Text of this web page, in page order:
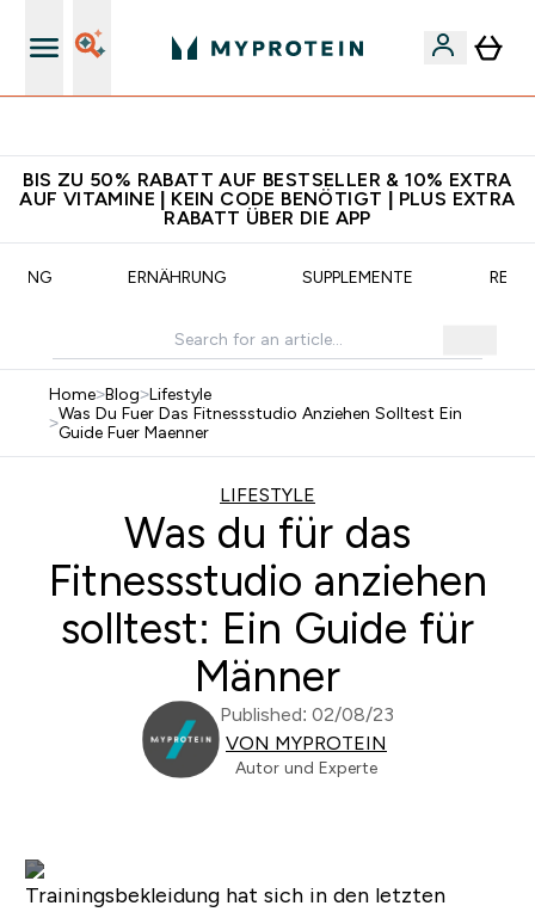
BIS ZU 50% RABATT AUF BESTSELLER & 10% EXTRA
AUF VITAMINE | KEIN CODE BENÖTIGT | PLUS EXTRA
RABATT ÜBER DIE APP
ERNÄHRUNG SUPPLEMENTE
Home>Blog>Lifestyle
>Was Du Fuer Das Fitnessstudio Anziehen Solltest Ein
Guide Fuer Maenner
LIFESTYLE
Was du für das
Fitnessstudio anziehen
solltest: Ein Guide für
Männer
Published: 02/08/23
VON MYPROTEIN
Autor und Experte
Trainingsbekleidung hat sich in den letzten